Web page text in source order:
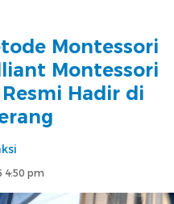
Montessori
Montessori
Hadir di
4:50 pm